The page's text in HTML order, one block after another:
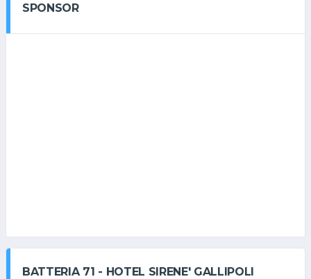
SPONSOR
BATTERIA 71 - HOTEL SIRENE' GALLIPOLI